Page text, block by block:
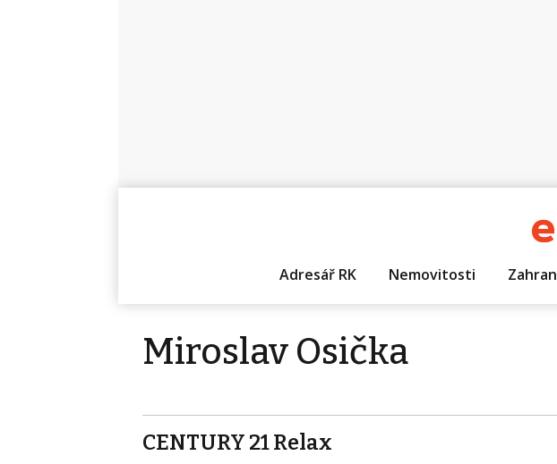
Adresář RK Nemovitosti
Miroslav Osička
CENTURY 21 Relax